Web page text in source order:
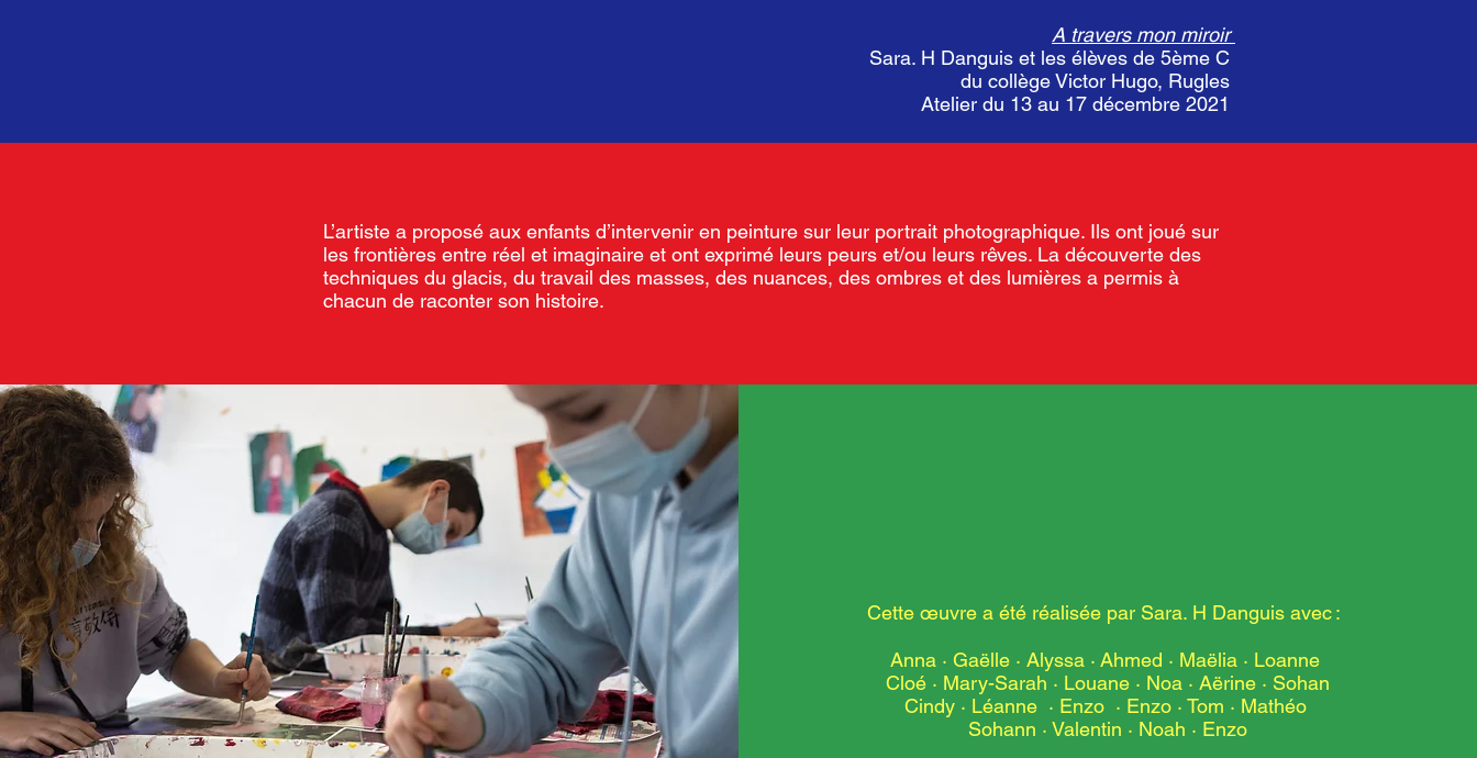
A travers mon miroir
Sara. H Danguis et les élèves de 5ème C
du collège Victor Hugo, Rugles
Atelier du 13 au 17 décembre 2021
L’artiste a proposé aux enfants d’intervenir en peinture sur leur portrait photographique. Ils ont joué sur
les frontières entre réel et imaginaire et ont exprimé leurs peurs et/ou leurs rêves. La découverte des
techniques du glacis, du travail des masses, des nuances, des ombres et des lumières a permis à
chacun de raconter son histoire.
Cette œuvre a été réalisée par Sara. H Danguis avec :
Anna · Gaëlle · Alyssa · Ahmed · Maëlia · Loanne
Cloé · Mary-Sarah · Louane · Noa · Aërine · Sohan
Cindy · Léanne · Enzo · Enzo · Tom · Mathéo
Sohann · Valentin · Noah · Enzo